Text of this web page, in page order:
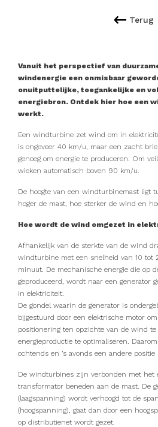
Terug
Vanuit het perspectief van
windenergie een onmisbaar
onuitputtelijke, toegankelijke en
energiebron. Ontdek hier hoe een
werkt.
Een windturbine zet wind om in
is ongeveer 40 km/u, maar een zacht
genoeg om energie te produceren. Om
wieken automatisch boven 90 km/u.
De hoogte van een windturbinemast ligt
hoger de mast, hoe sterker de wind en
Hoe wordt de wind omgezet in
Afhankelijk van de sterkte van de wind
windturbine met een snelheid van 10 tot
minuut. De mechanische energie die op
geproduceerd, wordt naar een generator
in elektriciteit.
De gondel waarin de generator is
bijgestuurd door een elektrische motor
positionering ten opzichte van de wind te
energieproductie te optimaliseren.
ochtends en ’s avonds een andere positie
De windturbines zijn verbonden met het
transformator beneden aan de mast. De
(laagspanning) wordt verhoogd tot de
(hoogspanning), gaat dan door een
op distributienet wordt gezet.